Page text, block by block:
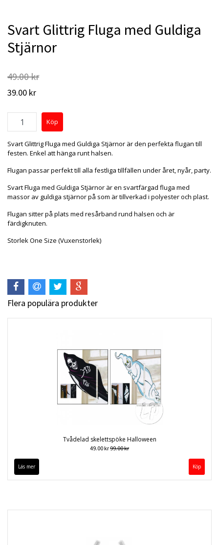
Svart Glittrig Fluga med Guldiga
Stjärnor
49.00 kr
39.00 kr
Svart Glittrig Fluga med Guldiga Stjärnor är den perfekta flugan till
festen. Enkel att hänga runt halsen.
Flugan passar perfekt till alla festliga tillfällen under året, nyår, party.
Svart Fluga med Guldiga Stjärnor är en svartfärgad fluga med
massor av guldiga stjärnor på som är tillverkad i polyester och plast.
Flugan sitter på plats med resårband rund halsen och är
färdigknuten.
Storlek One Size (Vuxenstorlek)
Flera populära produkter
Tvådelad skelettspöke Halloween
49.00 kr99.00 kr
Läs mer